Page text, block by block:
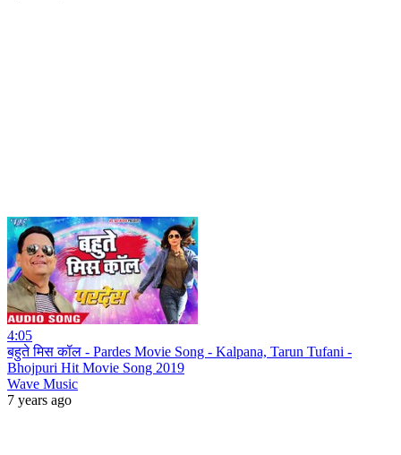
4:05
बहुते मिस कॉल - Pardes Movie Song - Kalpana, Tarun Tufani -
Bhojpuri Hit Movie Song 2019
Wave Music
7 years ago